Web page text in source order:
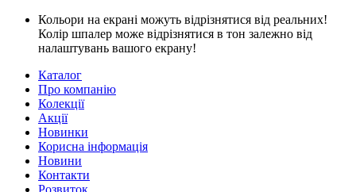
Кольори на екрані можуть відрізнятися від реальних!
Колір шпалер може відрізнятися в тон залежно від
налаштувань вашого екрану!
Каталог
Про компанію
Колекції
Акції
Новинки
Корисна інформація
Новини
Контакти
Розвиток